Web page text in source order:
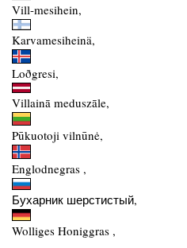
Vill-mesihein,
Karvamesiheinä,
Loðgresi,
Villainā meduszāle,
Pūkuotoji vilnūnė,
Englodnegras ,
Бухарник шерстистый,
Wolliges Honiggras ,